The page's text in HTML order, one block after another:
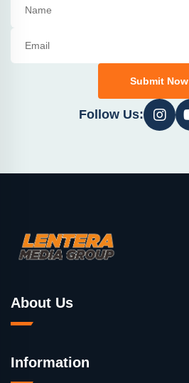
Submit Now
Follow Us:
About Us
Information